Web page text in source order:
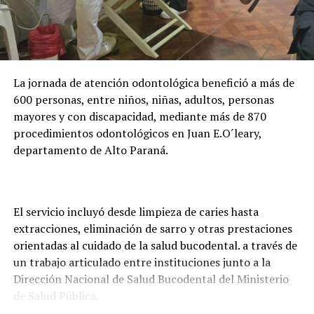
la formación de casi 24.000 becarios activos. Además,
adelantó que la entidad trabaja en una plataforma
digital para facilitar la presentación de documentos y
Asunción o Ciudad del Este para realizar los trámites.
La jornada de atención odontológica benefició a más de
600 personas, entre niños, niñas, adultos, personas
mayores y con discapacidad, mediante más de 870
procedimientos odontológicos en Juan E.O´leary,
departamento de Alto Paraná.
El servicio incluyó desde limpieza de caries hasta
extracciones, eliminación de sarro y otras prestaciones
orientadas al cuidado de la salud bucodental. a través de
un trabajo articulado entre instituciones junto a la
Dirección Nacional de Salud Bucodental del Ministerio
de Salud Pública.